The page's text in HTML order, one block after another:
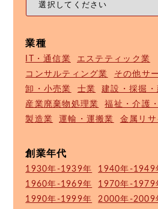
業種
IT・通信業
エステティック業
コンサルティング業
その他サ
卸・小売業
士業
建設・採掘・
産業廃棄物処理業
福祉・介護
製造業
運輸・運搬業 金属リ
創業年代
1930年-1939年 1940年-1949
1960年-1969年
1970年-1979
1990年-1999年
2000年-2009